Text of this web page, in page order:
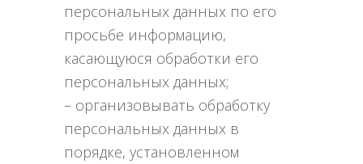
персональных данных по его
просьбе информацию,
касающуюся обработки его
персональных данных;
– организовывать обработку
персональных данных в
порядке, установленном